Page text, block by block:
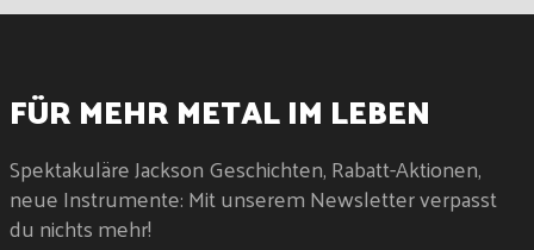
FÜR MEHR METAL IM LEBEN
Spektakuläre Jackson Geschichten, Rabatt-Aktionen,
neue Instrumente: Mit unserem Newsletter verpasst
du nichts mehr!